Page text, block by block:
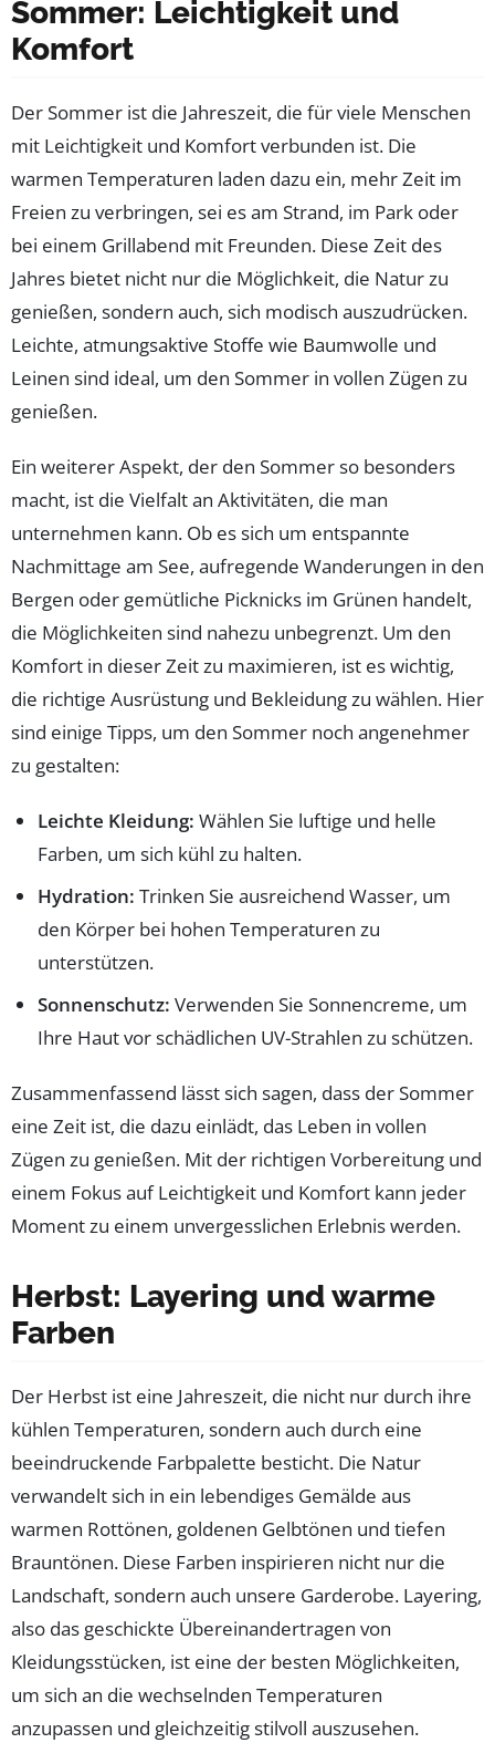
Sommer: Leichtigkeit und
Komfort
Der Sommer ist die Jahreszeit, die für viele Menschen
mit Leichtigkeit und Komfort verbunden ist. Die
warmen Temperaturen laden dazu ein, mehr Zeit im
Freien zu verbringen, sei es am Strand, im Park oder
bei einem Grillabend mit Freunden. Diese Zeit des
Jahres bietet nicht nur die Möglichkeit, die Natur zu
genießen, sondern auch, sich modisch auszudrücken.
Leichte, atmungsaktive Stoffe wie Baumwolle und
Leinen sind ideal, um den Sommer in vollen Zügen zu
genießen.
Ein weiterer Aspekt, der den Sommer so besonders
macht, ist die Vielfalt an Aktivitäten, die man
unternehmen kann. Ob es sich um entspannte
Nachmittage am See, aufregende Wanderungen in den
Bergen oder gemütliche Picknicks im Grünen handelt,
die Möglichkeiten sind nahezu unbegrenzt. Um den
Komfort in dieser Zeit zu maximieren, ist es wichtig,
die richtige Ausrüstung und Bekleidung zu wählen. Hier
sind einige Tipps, um den Sommer noch angenehmer
zu gestalten:
Leichte Kleidung: Wählen Sie luftige und helle
Farben, um sich kühl zu halten.
Hydration: Trinken Sie ausreichend Wasser, um
den Körper bei hohen Temperaturen zu
unterstützen.
Sonnenschutz: Verwenden Sie Sonnencreme, um
Ihre Haut vor schädlichen UV-Strahlen zu schützen.
Zusammenfassend lässt sich sagen, dass der Sommer
eine Zeit ist, die dazu einlädt, das Leben in vollen
Zügen zu genießen. Mit der richtigen Vorbereitung und
einem Fokus auf Leichtigkeit und Komfort kann jeder
Moment zu einem unvergesslichen Erlebnis werden.
Herbst: Layering und warme
Farben
Der Herbst ist eine Jahreszeit, die nicht nur durch ihre
kühlen Temperaturen, sondern auch durch eine
beeindruckende Farbpalette besticht. Die Natur
verwandelt sich in ein lebendiges Gemälde aus
warmen Rottönen, goldenen Gelbtönen und tiefen
Brauntönen. Diese Farben inspirieren nicht nur die
Landschaft, sondern auch unsere Garderobe. Layering,
also das geschickte Übereinandertragen von
Kleidungsstücken, ist eine der besten Möglichkeiten,
um sich an die wechselnden Temperaturen
anzupassen und gleichzeitig stilvoll auszusehen.